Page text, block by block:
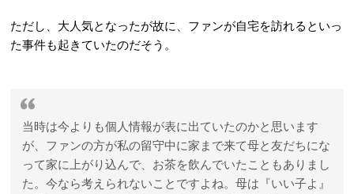
ただし、大人気となったが故に、ファンが自宅を訪れるといっ
た事件も起きていたのだそう。
当時は今よりも個人情報が表に出ていたのかと思います
が、ファンの方が私の留守中に家まで来て母と友だちにな
って家に上がり込んで、お茶を飲んでいたこともありまし
た。今なら考えられないことですよね。母は『いい子よ』